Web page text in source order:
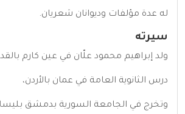
له عدة مؤلفات وديوانان شعريان.
سيرته
ولد إبراهيم محمود علّان في عين كارم بالقدس
درس الثانوية العامة في عمان بالأردن،
وتخرج في الجامعة السورية بدمشق